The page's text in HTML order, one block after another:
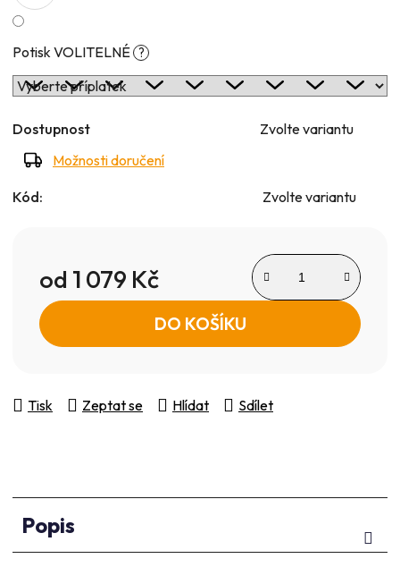
Potisk VOLITELNÉ ?
Dostupnost
Zvolte variantu
Možnosti doručení
Kód: Zvolte variantu
od 1 079 Kč
Měrná cena:
DO KOŠÍKU
Tisk Zeptat se Hlídat Sdílet
Popis